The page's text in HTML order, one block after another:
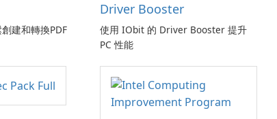
建和轉換PDF
Driver Booster
使用 IObit 的 Driver Booster 提升
PC 性能